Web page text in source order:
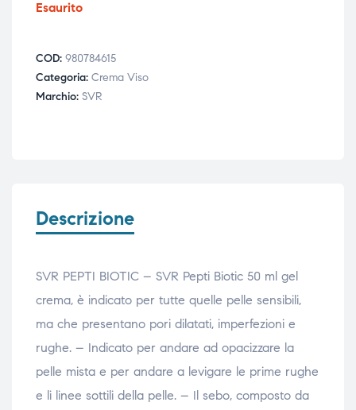
Esaurito
COD: 980784615
Categoria: Crema Viso
Marchio: SVR
Descrizione
SVR PEPTI BIOTIC – SVR Pepti Biotic 50 ml gel
crema, è indicato per tutte quelle pelle sensibili,
ma che presentano pori dilatati, imperfezioni e
rughe. – Indicato per andare ad opacizzare la
pelle mista e per andare a levigare le prime rughe
e li linee sottili della pelle. – Il sebo, composto da